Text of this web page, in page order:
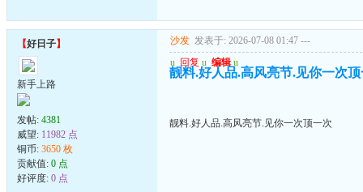
【好日子】
新手上路
发帖: 4381
威望: 11982 点
铜币: 3650 枚
贡献值: 0 点
好评度: 0 点
沙发 发表于: 2026-07-08 01:47 ---
u 回复 u 编辑 u
靓料.好人品.高风亮节.见你一次
靓料.好人品.高风亮节.见你一次顶一次